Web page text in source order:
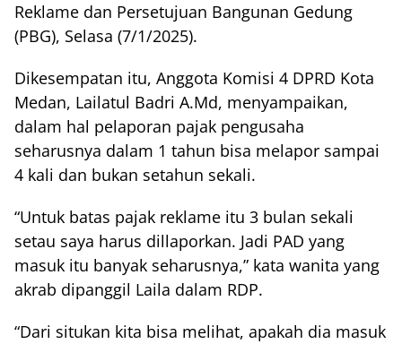
Reklame dan Persetujuan Bangunan Gedung
(PBG), Selasa (7/1/2025).
Dikesempatan itu, Anggota Komisi 4 DPRD Kota
Medan, Lailatul Badri A.Md, menyampaikan,
dalam hal pelaporan pajak pengusaha
seharusnya dalam 1 tahun bisa melapor sampai
4 kali dan bukan setahun sekali.
“Untuk batas pajak reklame itu 3 bulan sekali
setau saya harus dillaporkan. Jadi PAD yang
masuk itu banyak seharusnya,” kata wanita yang
akrab dipanggil Laila dalam RDP.
“Dari situkan kita bisa melihat, apakah dia masuk